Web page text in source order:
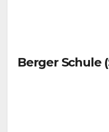
Berger Schule